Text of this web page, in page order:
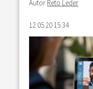
Autor Reto Leder
12.05.20 15:34